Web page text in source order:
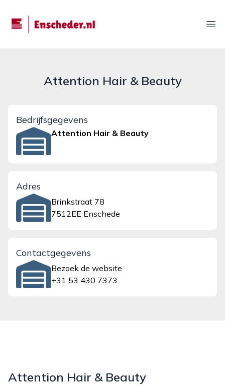
enscheder.nl
Attention Hair & Beauty
Bedrijfsgegevens
Attention Hair & Beauty
Adres
Brinkstraat 78
7512EE Enschede
Contactgegevens
Bezoek de website
+31 53 430 7373
Attention Hair & Beauty